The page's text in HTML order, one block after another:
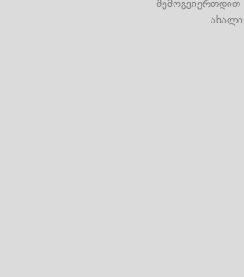
შემოგვიერთდით
ახალი